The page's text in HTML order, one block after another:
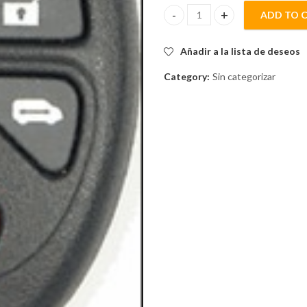
CUBIERTA CONTROL
ADD TO
Añadir a la lista de deseos
Category: Sin categorizar